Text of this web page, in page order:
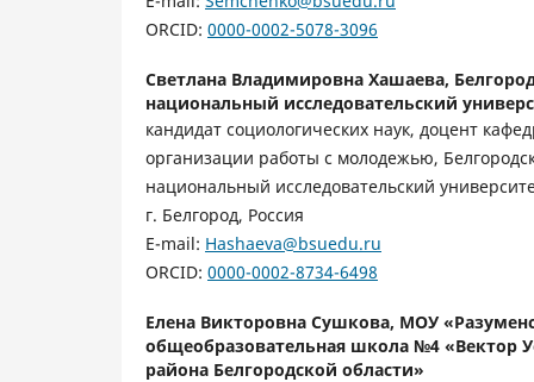
ORCID: 0000-0002-5078-3096
Светлана Владимировна Хашаева,
национальный исследовательский
кандидат социологических наук, доцент
организации работы с молодежью,
национальный исследовательский
г. Белгород, Россия
E-mail: Hashaeva@bsuedu.ru
ORCID: 0000-0002-8734-6498
Елена Викторовна Сушкова, МОУ
общеобразовательная школа №4 «Вектор
района Белгородской области»